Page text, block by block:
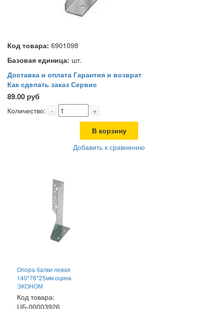
Код товара: 6901098
Базовая единица: шт.
Доставка и оплата Гарантия и возврат
Как сделать заказ Сервис
89.00 руб
Количество: - +
В корзину
Добавить к сравнению
Опора балки левая
140*76*25мм оцинк.
ЭКОНОМ
Код товара:
ЦБ-00003926